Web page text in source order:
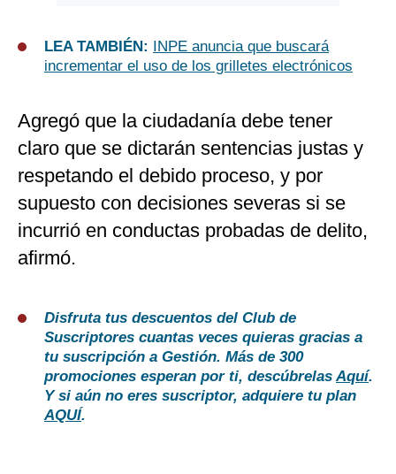
LEA TAMBIÉN:
INPE anuncia que buscará
incrementar el uso de los grilletes electrónicos
Agregó que la ciudadanía debe tener
claro que se dictarán sentencias justas y
respetando el debido proceso, y por
supuesto con decisiones severas si se
incurrió en conductas probadas de delito,
afirmó.
Disfruta tus descuentos del Club de
Suscriptores cuantas veces quieras gracias a
tu suscripción a Gestión. Más de 300
promociones esperan por ti, descúbrelasAquí.
Y si aún no eres suscriptor, adquiere tu plan
AQUÍ.